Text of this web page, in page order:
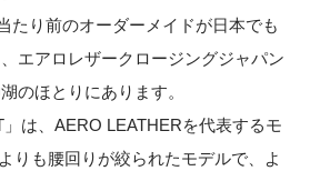
たり前のオーダーメイドが日本でも
エアロレザークロージングジャパン
のほとりにあります。
は、AERO LEATHERを代表するモ
りも腰回りが絞られたモデルで、よ